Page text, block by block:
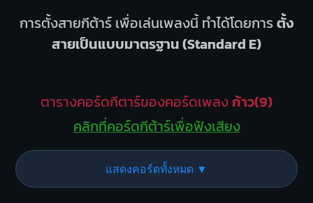
การตั้งสายกีต้าร์ เพื่อเล่นเพลงนี้ ทำได้โดยการตั้ง
สายเป็นแบบมาตรฐาน (Standard E)
ตารางคอร์ดกีตาร์ของคอร์ดเพลงก้าว(9)
คลิกที่คอร์ดกีต้าร์เพื่อฟังเสียง
แสดงคอร์ดทั้งหมด ▼